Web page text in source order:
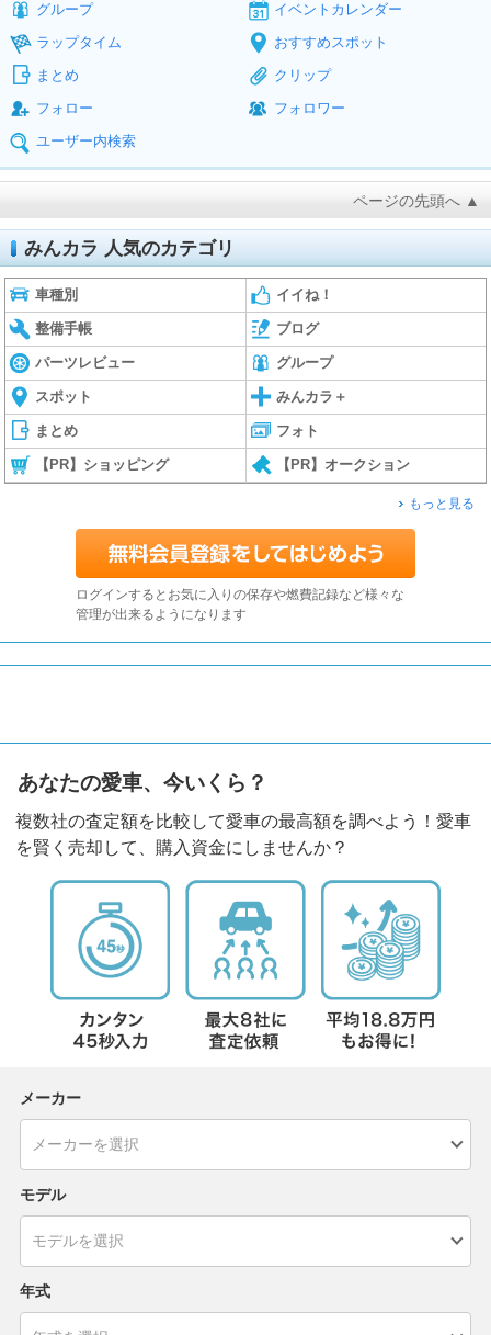
グループ
イベントカレンダー
ラップタイム
おすすめスポット
まとめ
クリップ
フォロー
フォロワー
ユーザー内検索
ページの先頭へ ▲
みんカラ 人気のカテゴリ
車種別 イイね！
整備手帳 ブログ
パーツレビュー グループ
スポット みんカラ＋
まとめ フォト
【PR】ショッピング 【PR】オークション
もっと見る
ログインするとお気に入りの保存や燃費記録など様々な
管理が出来るようになります
あなたの愛車、今いくら？
複数社の査定額を比較して愛車の最高額を調べよう！愛車
を賢く売却して、購入資金にしませんか？
メーカー
モデル
年式